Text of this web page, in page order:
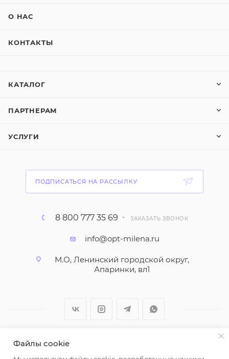
О НАС
КОНТАКТЫ
КАТАЛОГ
ПАРТНЕРАМ
УСЛУГИ
ПОДПИСАТЬСЯ НА РАССЫЛКУ
8 800 777 35 69 ЗАКАЗАТЬ ЗВОНОК
info@opt-milena.ru
М.О, Ленинский городской округ,
Апаринки, вл1
2026 © ООО "Вайт Текстиль групп"
Файлы cookie